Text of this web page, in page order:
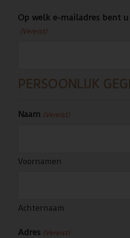
Op welk e-mailadres bent
(Vereist)
PERSOONLIJK
Naam (Vereist)
Voornamen
Achternaam
Adres (Vereist)